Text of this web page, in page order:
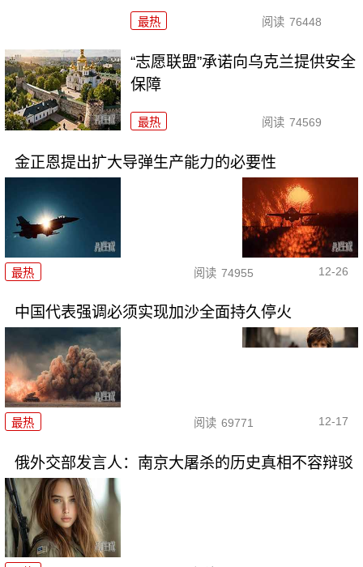
最热 阅读 76448
“志愿联盟”承诺向乌克兰提供安全
保障
最热 阅读 74569
金正恩提出扩大导弹生产能力的必要性
最热 阅读 74955 12-26
中国代表强调必须实现加沙全面持久停火
最热 阅读 69771 12-17
俄外交部发言人：南京大屠杀的历史真相不容辩驳